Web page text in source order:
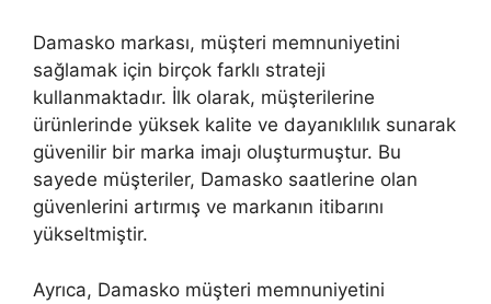
Damasko markası, müşteri memnuniyetini
sağlamak için birçok farklı strateji
kullanmaktadır. İlk olarak, müşterilerine
ürünlerinde yüksek kalite ve dayanıklılık sunarak
güvenilir bir marka imajı oluşturmuştur. Bu
sayede müşteriler, Damasko saatlerine olan
güvenlerini artırmış ve markanın itibarını
yükseltmiştir.
Ayrıca, Damasko müşteri memnuniyetini